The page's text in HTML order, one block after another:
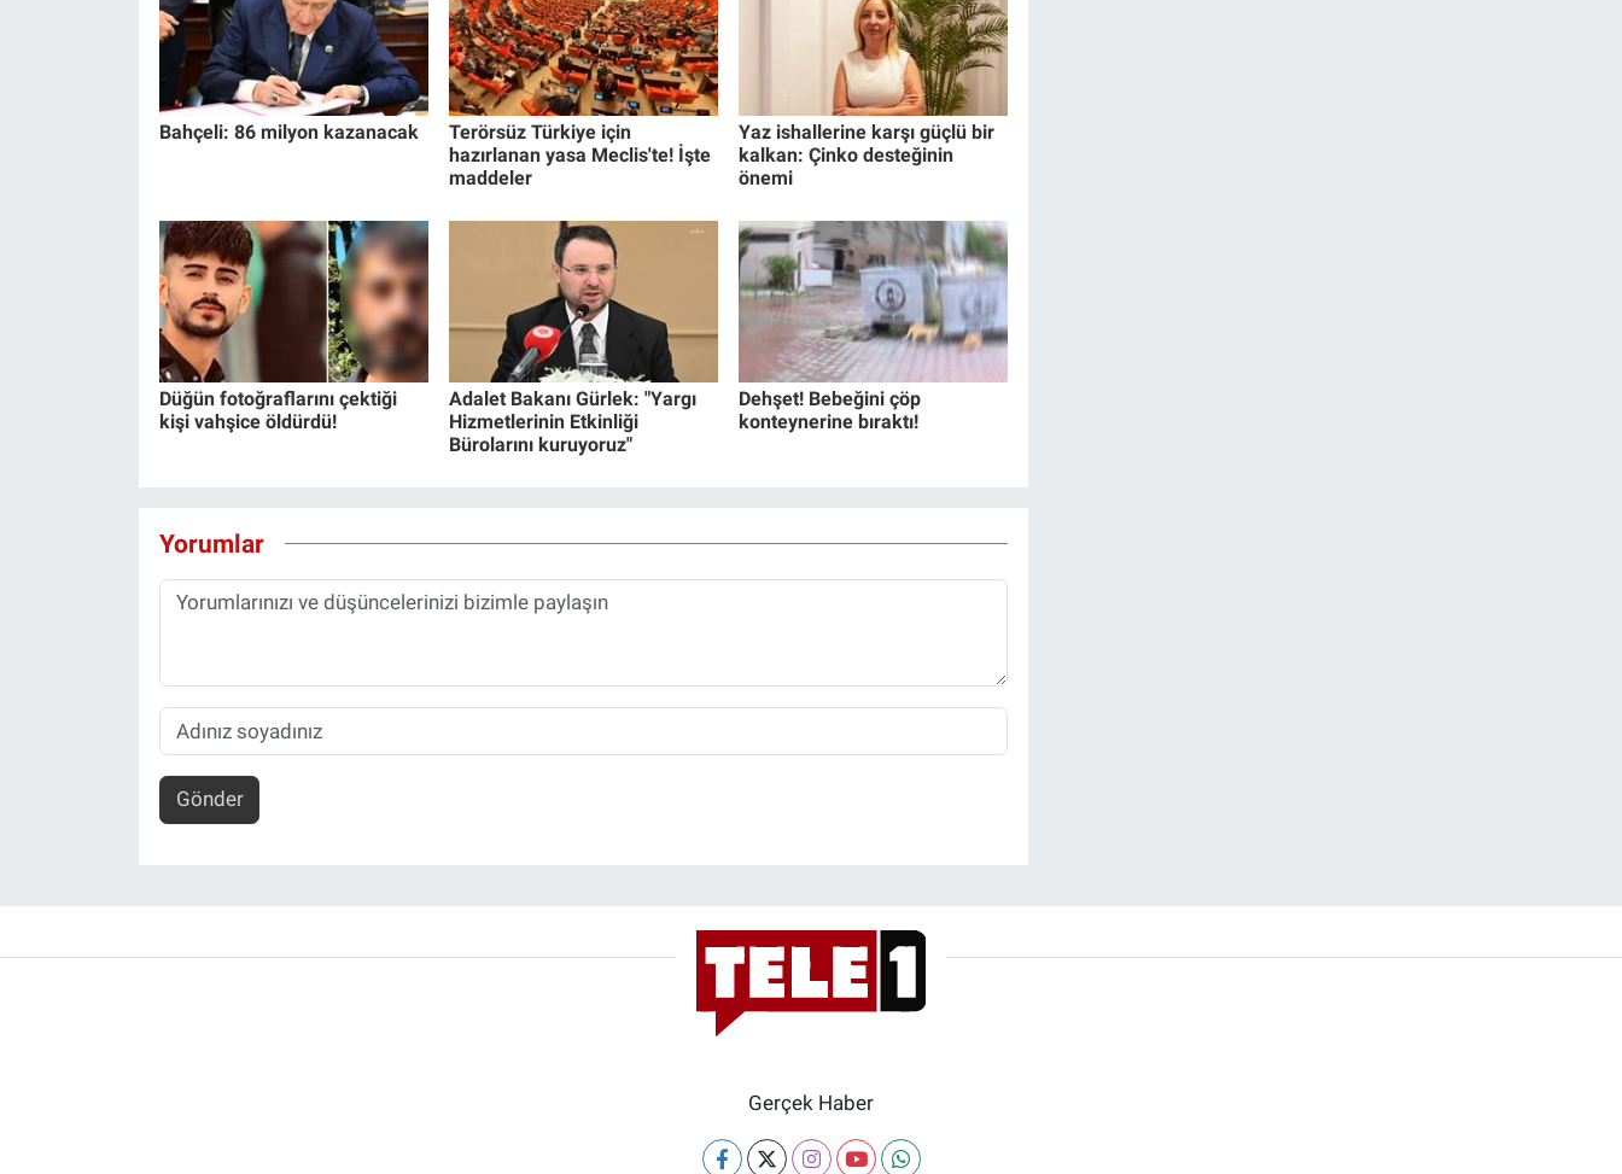
Bahçeli: 86 milyon kazanacak
Terörsüz Türkiye için
hazırlanan yasa Meclis'te! İşte
maddeler
Yaz ishallerine karşı güçlü bir
kalkan: Çinko desteğinin
önemi
Düğün fotoğraflarını çektiği
kişi vahşice öldürdü!
Adalet Bakanı Gürlek: "Yargı
Hizmetlerinin Etkinliği
Bürolarını kuruyoruz"
Dehşet! Bebeğini çöp
konteynerine bıraktı!
Yorumlar
Gönder
Gerçek Haber